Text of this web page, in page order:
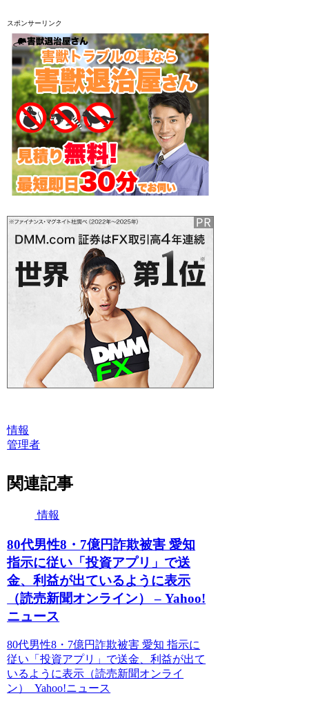
スポンサーリンク
情報
管理者
関連記事
情報
80代男性8・7億円詐欺被害 愛知
指示に従い「投資アプリ」で送
金、利益が出ているように表示
（読売新聞オンライン） – Yahoo!
ニュース
80代男性8・7億円詐欺被害 愛知 指示に
従い「投資アプリ」で送金、利益が出て
いるように表示（読売新聞オンライ
ン） Yahoo!ニュース